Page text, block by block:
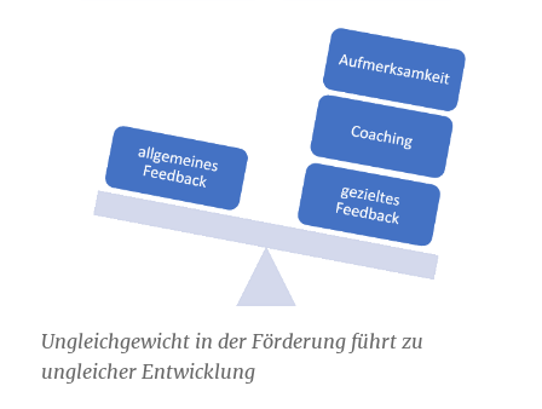
Ungleichgewicht in der Förderung führt zu
ungleicher Entwicklung